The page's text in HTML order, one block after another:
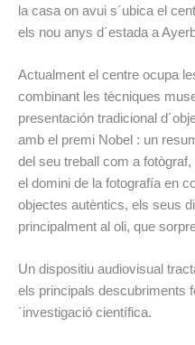
la casa on avui s´ubica el
els nou anys d´estada a
Actualment el centre ocupa
combinant les tècniques
presentación tradicional
amb el premi Nobel : un
del seu treball com a
el domini de la fotografía en
objectes autèntics, els seus
principalment al oli, que
Un dispositiu audiovisual
els principals descubriments
´investigació científica.